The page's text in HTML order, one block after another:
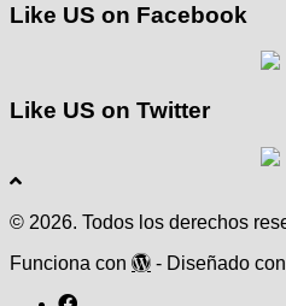
Like US on Facebook
Like US on Twitter
© 2026. Todos los derechos
Funciona con
- Diseñado con